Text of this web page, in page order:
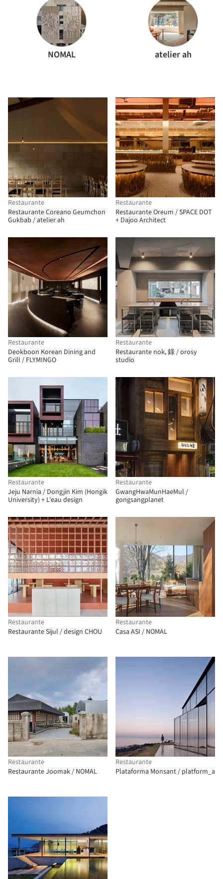
NOMAL atelier ah
Restaurante
Restaurante Coreano Geumchon
Gukbab / atelier ah
Restaurante
Restaurante Oreum / SPACE DOT
+ Dajoo Architect
Restaurante
Deokboon Korean Dining and
Grill / FLYMINGO
Restaurante
Restaurante nok, 錄 / orosy
studio
Restaurante
Jeju Narnia / Dongjin Kim (Hongik
University) + L'eau design
Restaurante
GwangHwaMunHaeMul /
gongsangplanet
Restaurante
Restaurante Sijul / design CHOU
Restaurante
Casa ASI / NOMAL
Restaurante
Restaurante Joomak / NOMAL
Restaurante
Plataforma Monsant / platform_a